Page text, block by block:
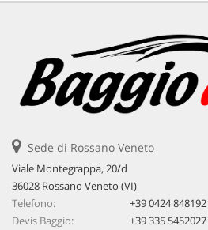
Sede di Rossano Veneto
Viale Montegrappa, 20/d
36028 Rossano Veneto (VI)
Telefono:
+39 0424 848192
Devis Baggio:
+39 335 5452027